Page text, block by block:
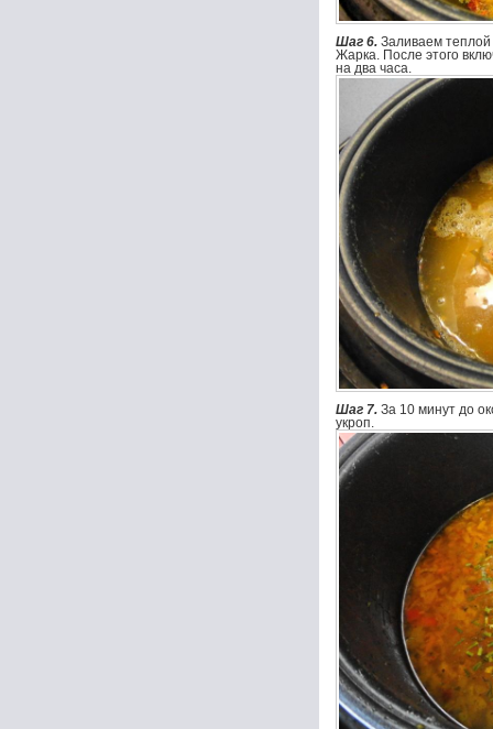
Шаг 6. Заливаем
Жарка. После этого
на два часа.
Шаг 7. За 10 минут до
укроп.